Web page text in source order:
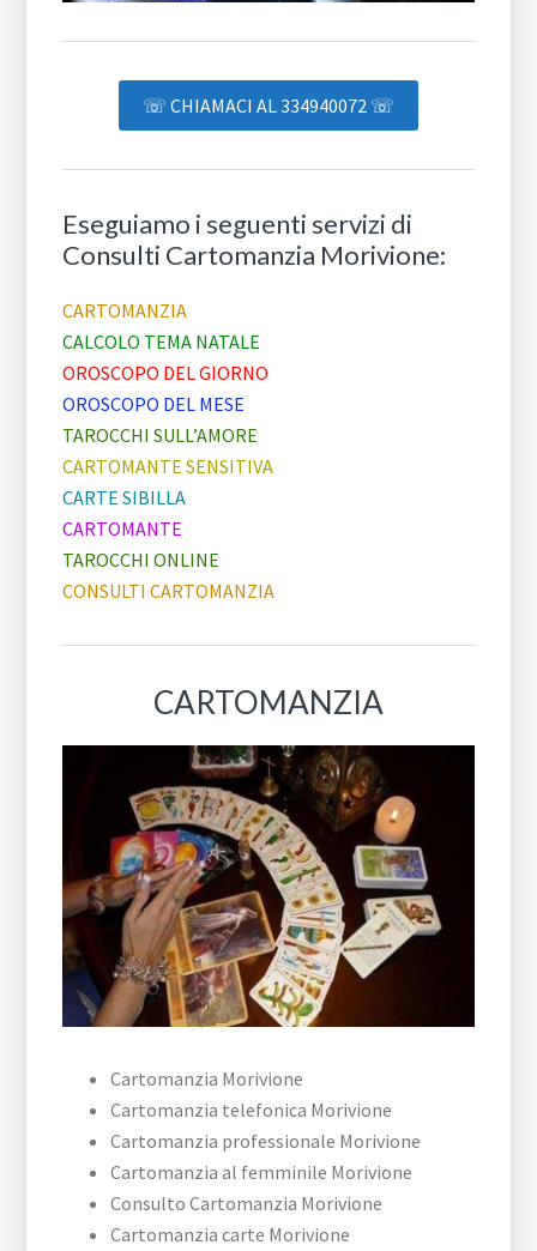
☏ CHIAMACI AL 334940072 ☏
Eseguiamo i seguenti servizi di
Consulti Cartomanzia Morivione:
CARTOMANZIA
CALCOLO TEMA NATALE
OROSCOPO DEL GIORNO
OROSCOPO DEL MESE
TAROCCHI SULL’AMORE
CARTOMANTE SENSITIVA
CARTE SIBILLA
CARTOMANTE
TAROCCHI ONLINE
CONSULTI CARTOMANZIA
CARTOMANZIA
Cartomanzia Morivione
Cartomanzia telefonica Morivione
Cartomanzia professionale Morivione
Cartomanzia al femminile Morivione
Consulto Cartomanzia Morivione
Cartomanzia carte Morivione